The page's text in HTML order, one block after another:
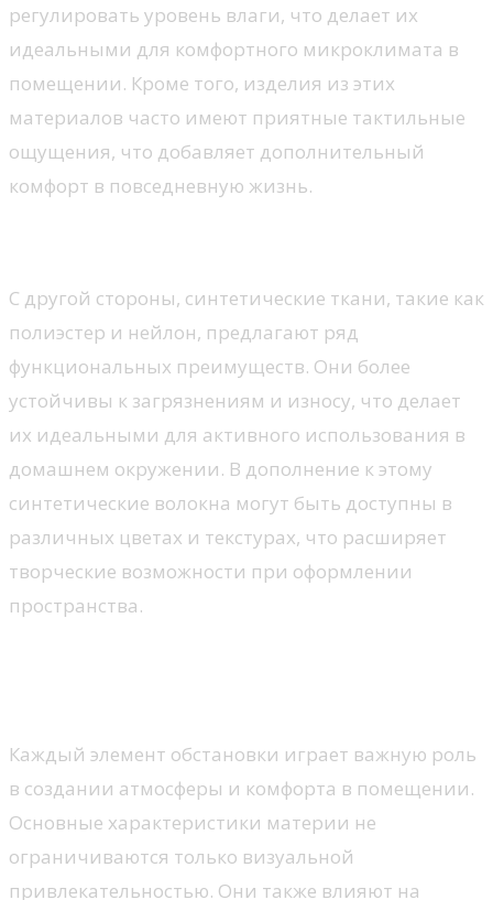
регулировать уровень влаги, что делает их
идеальными для комфортного микроклимата в
помещении. Кроме того, изделия из этих
материалов часто имеют приятные тактильные
ощущения, что добавляет дополнительный
комфорт в повседневную жизнь.
С другой стороны, синтетические ткани, такие как
полиэстер и нейлон, предлагают ряд
функциональных преимуществ. Они более
устойчивы к загрязнениям и износу, что делает
их идеальными для активного использования в
домашнем окружении. В дополнение к этому
синтетические волокна могут быть доступны в
различных цветах и текстурах, что расширяет
творческие возможности при оформлении
пространства.
Каждый элемент обстановки играет важную роль
в создании атмосферы и комфорта в помещении.
Основные характеристики материи не
ограничиваются только визуальной
привлекательностью. Они также влияют на